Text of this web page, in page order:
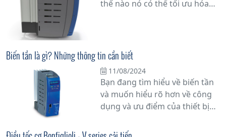
chỉnh linh hoạt, biến tần ANG
thế nào nó có thể tối ưu hóa
cho bạn những thông tin chi
tiết nhất về biến tần, thiết bị
quan trọng giúp tăng cường
năng suất sản xuất và tiết kiệm
năng lượng.
Biến tần là gì? Những thông tin cần biết
11/08/2024
Bạn đang tìm hiểu về biến tần
và muốn hiểu rõ hơn về công
dụng và ưu điểm của thiết bị
tôi sẽ cung cấp cho bạn những